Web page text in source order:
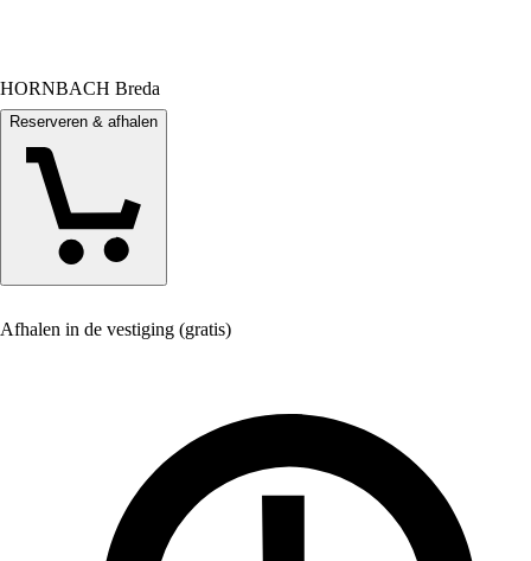
HORNBACH Breda
Reserveren & afhalen
Afhalen in de vestiging (gratis)